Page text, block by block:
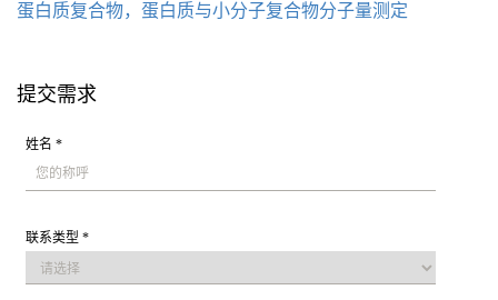
蛋白质复合物，蛋白质与小分子复合物分子量测定
提交需求
姓名 *
联系类型 *